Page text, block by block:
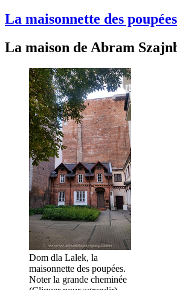
La maisonnette des poupées
La maison de Abram
Dom dla Lalek, la
maisonnette des poupées.
Noter la grande cheminée